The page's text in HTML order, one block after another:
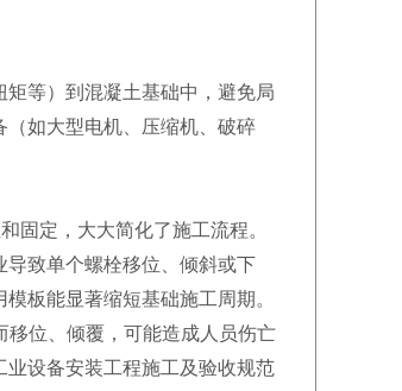
等）到混凝土基础中，避免局
如大型电机、压缩机、破碎
固定，大大简化了施工流程。
致单个螺栓移位、倾斜或下
板能显著缩短基础施工周期。
移位、倾覆，可能造成人员伤亡
设备安装工程施工及验收规范